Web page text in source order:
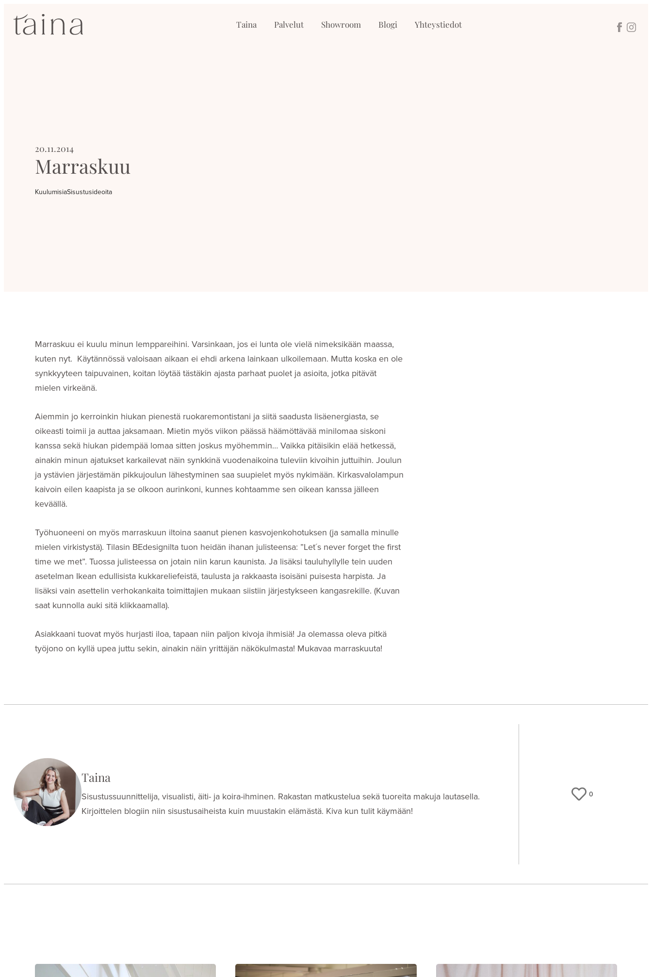
suoraan
SisustusTaina
Taina Palvelut Showroom Blogi Yhteystiedot
20.11.2014
Marraskuu
KuulumisiaSisustusideoita
Marraskuu ei kuulu minun lemppareihini. Varsinkaan, jos ei lunta ole vielä nimeksikään maassa,
kuten nyt. Käytännössä valoisaan aikaan ei ehdi arkena lainkaan ulkoilemaan. Mutta koska en ole
synkkyyteen taipuvainen, koitan löytää tästäkin ajasta parhaat puolet ja asioita, jotka pitävät
mielen virkeänä.
Aiemmin jo kerroinkin hiukan pienestä ruokaremontistani ja siitä saadusta lisäenergiasta, se
oikeasti toimii ja auttaa jaksamaan. Mietin myös viikon päässä häämöttävää minilomaa siskoni
kanssa sekä hiukan pidempää lomaa sitten joskus myöhemmin… Vaikka pitäisikin elää hetkessä,
ainakin minun ajatukset karkailevat näin synkkinä vuodenaikoina tuleviin kivoihin juttuihin. Joulun
ja ystävien järjestämän pikkujoulun lähestyminen saa suupielet myös nykimään. Kirkasvalolampun
kaivoin eilen kaapista ja se olkoon aurinkoni, kunnes kohtaamme sen oikean kanssa jälleen
keväällä.
Työhuoneeni on myös marraskuun iltoina saanut pienen kasvojenkohotuksen (ja samalla minulle
mielen virkistystä). Tilasin BEdesignilta tuon heidän ihanan julisteensa: ”Let´s never forget the first
time we met”. Tuossa julisteessa on jotain niin karun kaunista. Ja lisäksi tauluhyllylle tein uuden
asetelman Ikean edullisista kukkareliefeistä, taulusta ja rakkaasta isoisäni puisesta harpista. Ja
lisäksi vain asettelin verhokankaita toimittajien mukaan siistiin järjestykseen kangasrekille. (Kuvan
saat kunnolla auki sitä klikkaamalla).
Asiakkaani tuovat myös hurjasti iloa, tapaan niin paljon kivoja ihmisiä! Ja olemassa oleva pitkä
työjono on kyllä upea juttu sekin, ainakin näin yrittäjän näkökulmasta! Mukavaa marraskuuta!
Taina
Sisustussuunnittelija, visualisti, äiti- ja koira-ihminen. Rakastan matkustelua sekä tuoreita makuja lautasella.
Kirjoittelen blogiin niin sisustusaiheista kuin muustakin elämästä. Kiva kun tulit käymään!
0